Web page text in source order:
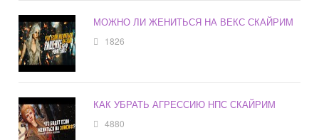
МОЖНО ЛИ ЖЕНИТЬСЯ НА ВЕКС СКАЙРИМ
1826
КАК УБРАТЬ АГРЕССИЮ НПС СКАЙРИМ
4880